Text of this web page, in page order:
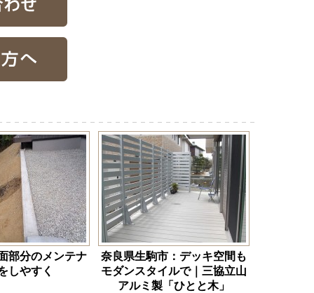
部分のメンテナ
しやすく
奈良県生駒市：デッキ空間も
モダンスタイルで｜三協立山
アルミ製「ひとと木」